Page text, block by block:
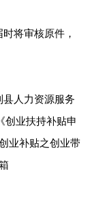
将审核原件，
人力资源服务
创业扶持补贴申
业补贴之创业带